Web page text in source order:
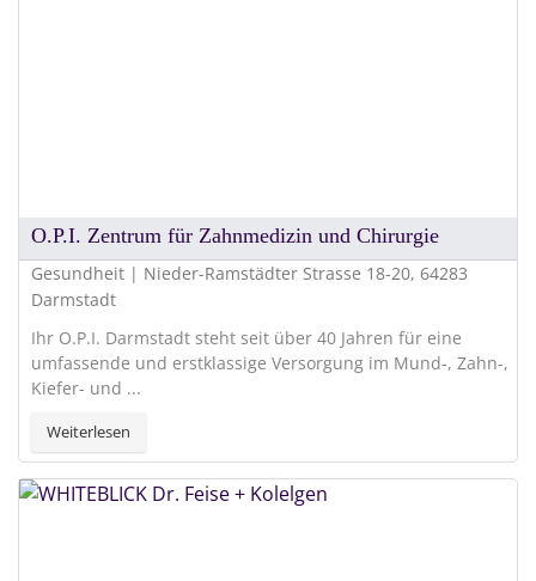
O.P.I. Zentrum für Zahnmedizin und Chirurgie
Gesundheit | Nieder-Ramstädter Strasse 18-20, 64283
Darmstadt
Ihr O.P.I. Darmstadt steht seit über 40 Jahren für eine
umfassende und erstklassige Versorgung im Mund-, Zahn-,
Kiefer- und ...
Weiterlesen